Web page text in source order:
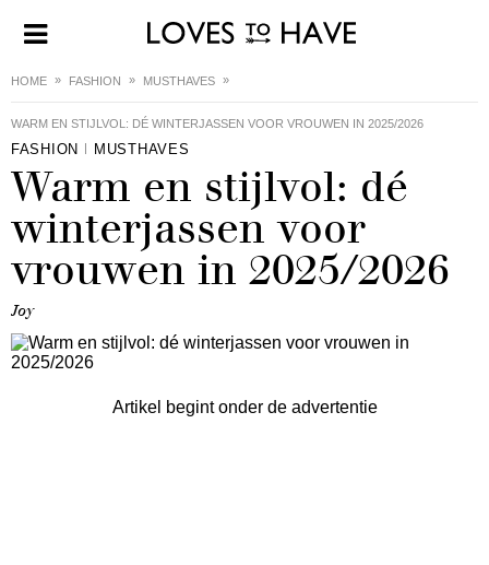
HOME FASHION MUSTHAVES
WARM EN STIJLVOL: DÉ WINTERJASSEN VOOR VROUWEN IN 2025/2026
FASHION MUSTHAVES
Warm en stijlvol: dé
winterjassen voor
vrouwen in 2025/2026
Joy
Artikel begint onder de advertentie